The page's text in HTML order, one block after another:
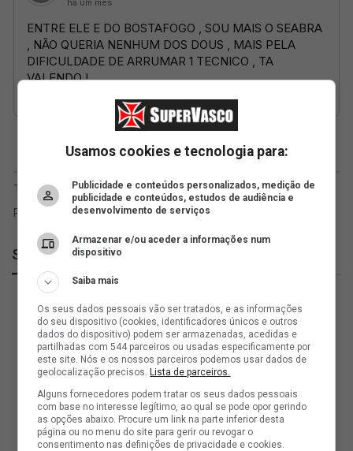
SuperVasco
Usamos cookies e tecnologia para:
Publicidade e conteúdos personalizados, medição de
publicidade e conteúdos, estudos de audiência e
desenvolvimento de serviços
Armazenar e/ou aceder a informações num
dispositivo
Saiba mais
Os seus dados pessoais vão ser tratados, e as informações
do seu dispositivo (cookies, identificadores únicos e outros
dados do dispositivo) podem ser armazenadas, acedidas e
partilhadas com 544 parceiros ou usadas especificamente por
este site. Nós e os nossos parceiros podemos usar dados de
geolocalização precisos.Lista de parceiros.
Alguns fornecedores podem tratar os seus dados pessoais
com base no interesse legítimo, ao qual se pode opor gerindo
as opções abaixo. Procure um link na parte inferior desta
página ou no menu do site para gerir ou revogar o
consentimento nas definições de privacidade e cookies.